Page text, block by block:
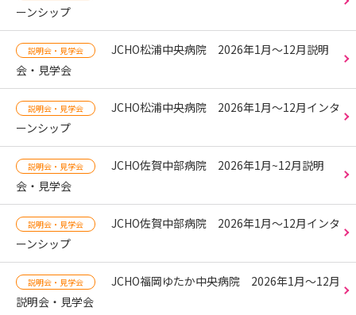
ーンシップ
説明会・見学会
JCHO松浦中央病院 2026年1月～12月説明
会・見学会
説明会・見学会
JCHO松浦中央病院 2026年1月～12月インタ
ーンシップ
説明会・見学会
JCHO佐賀中部病院 2026年1月~12月説明
会・見学会
説明会・見学会
JCHO佐賀中部病院 2026年1月～12月インタ
ーンシップ
説明会・見学会
JCHO福岡ゆたか中央病院 2026年1月～12月
説明会・見学会